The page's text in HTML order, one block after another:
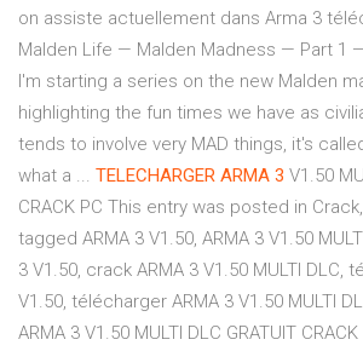
on assiste actuellement dans Arma 3
Malden Life — Malden Madness — Part 1
I'm starting a series on the new Malden
highlighting the fun times we have as
tends to involve very MAD things, it's
what a ... TELECHARGER ARMA 3 V1.50
CRACK PC This entry was posted in
tagged ARMA 3 V1.50, ARMA 3 V1.50
3 V1.50, crack ARMA 3 V1.50 MULTI DLC,
V1.50, télécharger ARMA 3 V1.50 MULTI
ARMA 3 V1.50 MULTI DLC GRATUIT